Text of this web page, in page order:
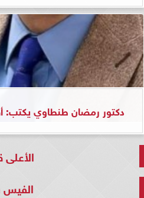
دكتور رمضان طنطاوي يكتب:
الأعلى